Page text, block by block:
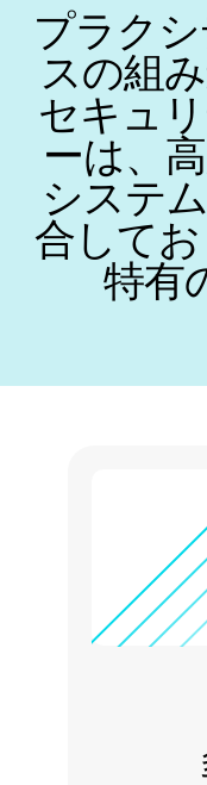
プラク
スの組
セキュ
ーは、
システ
合して
特有